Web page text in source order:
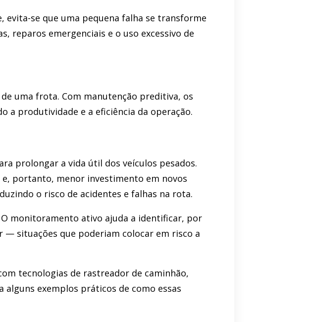
se que uma pequena falha se transforme
reparos emergenciais e o uso excessivo de
uma frota. Com manutenção preditiva, os
a produtividade e a eficiência da operação.
prolongar a vida útil dos veículos pesados.
portanto, menor investimento em novos
o risco de acidentes e falhas na rota.
monitoramento ativo ajuda a identificar, por
situações que poderiam colocar em risco a
tecnologias de rastreador de caminhão,
exemplos práticos de como essas